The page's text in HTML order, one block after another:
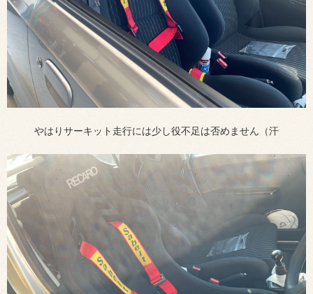
やはりサーキット走行には少し役不足は否めません（汗